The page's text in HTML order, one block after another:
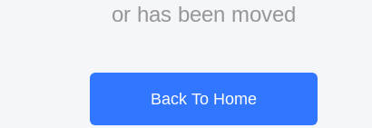
or has been moved
Back To Home